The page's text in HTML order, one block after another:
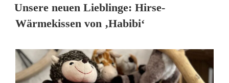
Unsere neuen Lieblinge: Hirse-
Wärmekissen von ‚Habibi‘